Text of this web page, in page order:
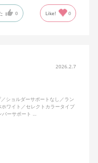
ぎるのが難点でしょう
0 Like! 0
2026.2.7
ショルダーサポートなし／ラン
ワイト／セレクトカラータイプ
バーサポート …